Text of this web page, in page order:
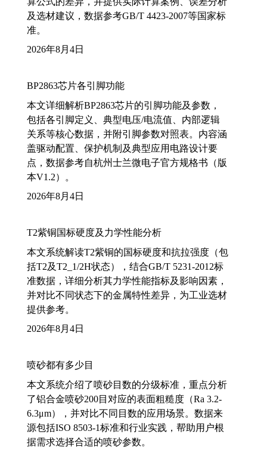
及选材建议，数据参考GB/T 4423-2007等国家标
准。
2026年8月4日
BP2863芯片各引脚功能
本文详细解析BP2863芯片的引脚功能及参数，
包括各引脚定义、典型电压/电流值、内部逻辑
关系等核心数据，并附引脚参数对照表。内容涵
盖驱动配置、保护机制及典型应用电路设计要
点，数据参考自杭州士兰微电子官方规格书（版
本V1.2）。
2026年8月4日
T2紫铜国标硬度及力学性能分析
本文系统解读T2紫铜的国标硬度和抗拉强度（包
括T2及T2_1/2H状态），结合GB/T 5231-2012标
准数据，详细分析其力学性能指标及影响因素，
并对比不同状态下的金属特性差异，为工业选材
提供参考。
2026年8月4日
喷砂都有多少目
本文系统介绍了喷砂目数的分级标准，重点分析
了铝合金喷砂200目对应的表面粗糙度（Ra 3.2-
6.3μm），并对比不同目数的应用场景。数据来
源包括ISO 8503-1标准和行业实践，帮助用户根
据需求选择合适的喷砂参数。